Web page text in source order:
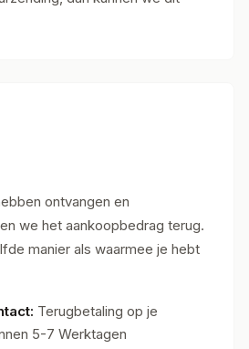
ontvangen en
we het aankoopbedrag terug.
manier als waarmee je hebt
Terugbetaling op je
5-7 Werktagen